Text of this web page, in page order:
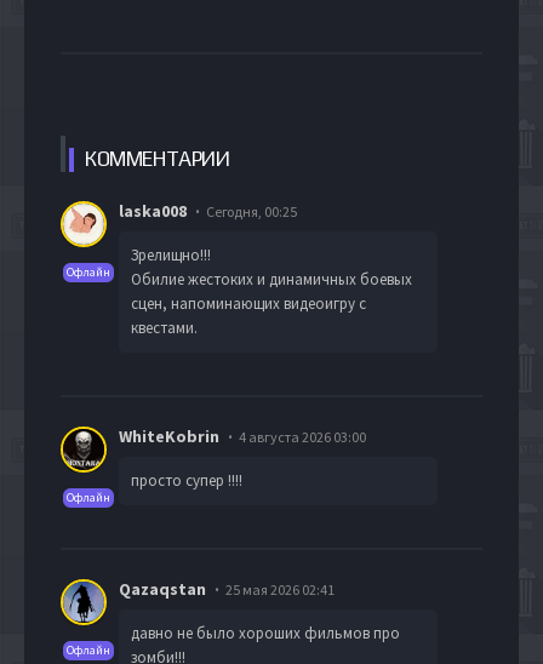
КОММЕНТАРИИ
Офлайн
laska008 Сегодня, 00:25
Зрелищно!!!
Обилие жестоких и динамичных боевых
сцен, напоминающих видеоигру с
квестами.
Офлайн
WhiteKobrin 4 августа 2026 03:00
просто супер !!!!
Офлайн
Qazaqstan 25 мая 2026 02:41
давно не было хороших фильмов про
зомби!!!